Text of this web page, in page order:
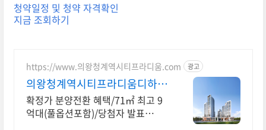
청약일정 및 청약 자격확인
지금 조회하기
https://www.의왕청계역시티프라디움.com 광고
의왕청계역시티프라디움디하모
니
확정가 분양전환 혜택/71㎡ 최고 9
억대(풀옵션포함)/당첨자 발표